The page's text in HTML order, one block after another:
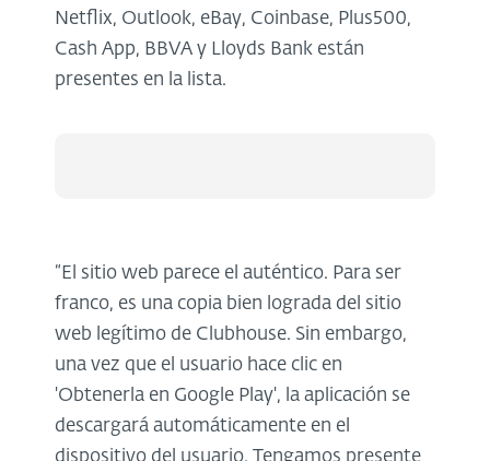
Netflix, Outlook, eBay, Coinbase, Plus500,
Cash App, BBVA y Lloyds Bank están
presentes en la lista.
“El sitio web parece el auténtico. Para ser
franco, es una copia bien lograda del sitio
web legítimo de Clubhouse. Sin embargo,
una vez que el usuario hace clic en
'Obtenerla en Google Play', la aplicación se
descargará automáticamente en el